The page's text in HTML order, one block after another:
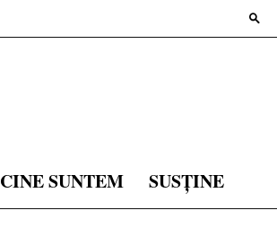
CINE SUNTEM SUSȚINE